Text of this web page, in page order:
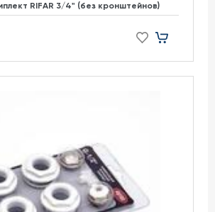
RIFAR 3/4" (без кронштейнов)